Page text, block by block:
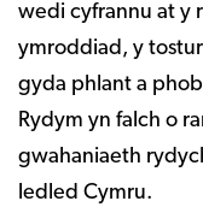
wedi cyfrannu at y
ymroddiad, y
gyda phlant a
Rydym yn falch o
gwahaniaeth
ledled Cymru.